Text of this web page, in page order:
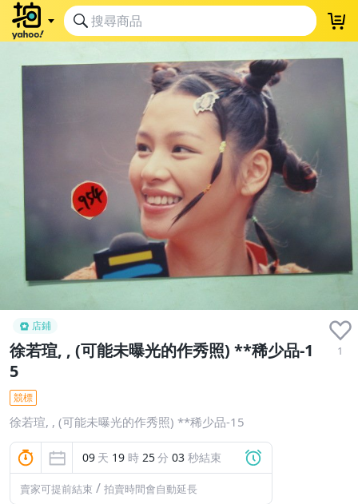
店鋪
徐若瑄, , (可能未曝光的作秀照) **稀少品-1
5
1
競標
徐若瑄, , (可能未曝光的作秀照) **稀少品-15
09 天 19 時 25分 02 秒結束
賣家可提前結束 / 拍賣時間會自動延長